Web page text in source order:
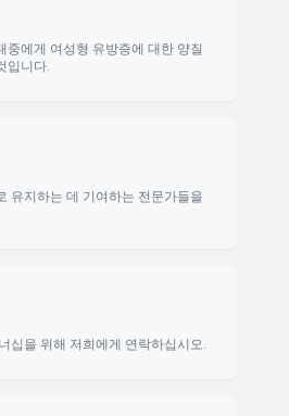
중에게 여성형 유방증에 대한 양질
입니다.
유지하는 데 기여하는 전문가들을
십을 위해 저희에게 연락하십시오.